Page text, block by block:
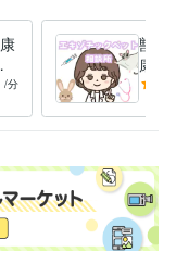
/分
獣医
康・
犬猫
窓口